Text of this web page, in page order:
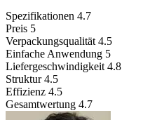
Spezifikationen 4.7
Preis 5
Verpackungsqualität 4.5
Einfache Anwendung 5
Liefergeschwindigkeit 4.8
Struktur 4.5
Effizienz 4.5
Gesamtwertung 4.7